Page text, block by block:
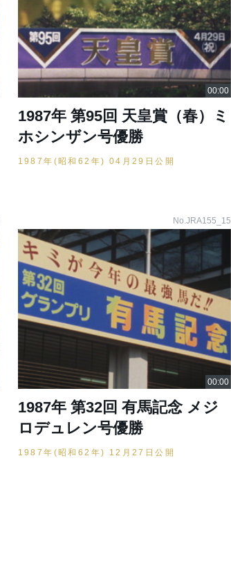
1987年 第95回 天皇賞（春）ミ
ホシンザン号優勝
1987年(昭和62年) 04月29日公開
No.JRA155_15
1987年 第32回 有馬記念 メジ
ロデュレン号優勝
1987年(昭和62年) 12月27日公開